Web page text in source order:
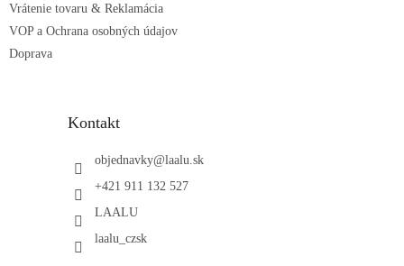
Vrátenie tovaru & Reklamácia
VOP a Ochrana osobných údajov
Doprava
Kontakt
objednavky@laalu.sk
+421 911 132 527
LAALU
laalu_czsk